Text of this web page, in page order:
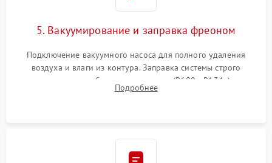
5. Вакуумирование и заправка фреоном
Подключение вакуумного насоса для полного удаления
воздуха и влаги из контура. Заправка системы строго
дозированным объемом хладагента (R600a, R134a) по
электронным весам. Контроль рабочего давления в системе.
Подробнее